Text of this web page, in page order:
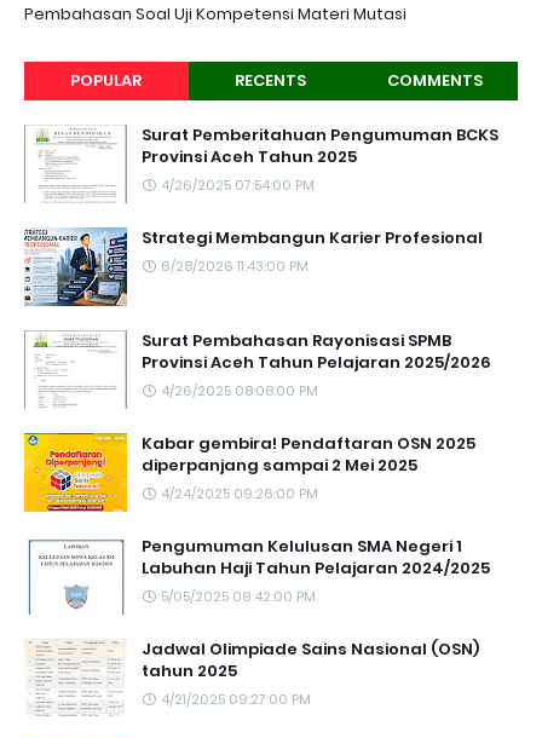
Pembahasan Soal Uji Kompetensi Materi Mutasi
POPULAR RECENTS COMMENTS
Surat Pemberitahuan Pengumuman BCKS
Provinsi Aceh Tahun 2025
4/26/2025 07:54:00 PM
Strategi Membangun Karier Profesional
6/28/2026 11:43:00 PM
Surat Pembahasan Rayonisasi SPMB
Provinsi Aceh Tahun Pelajaran 2025/2026
4/26/2025 08:08:00 PM
Kabar gembira! Pendaftaran OSN 2025
diperpanjang sampai 2 Mei 2025
4/24/2025 09:26:00 PM
Pengumuman Kelulusan SMA Negeri 1
Labuhan Haji Tahun Pelajaran 2024/2025
5/05/2025 09:42:00 PM
Jadwal Olimpiade Sains Nasional (OSN)
tahun 2025
4/21/2025 09:27:00 PM